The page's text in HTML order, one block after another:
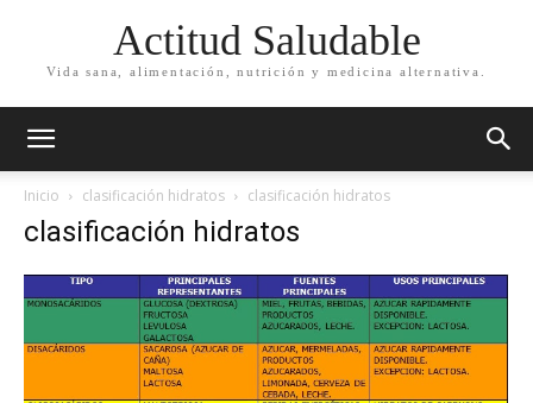
Actitud Saludable
Vida sana, alimentación, nutrición y medicina alternativa.
Inicio clasificación hidratos clasificación hidratos
clasificación hidratos